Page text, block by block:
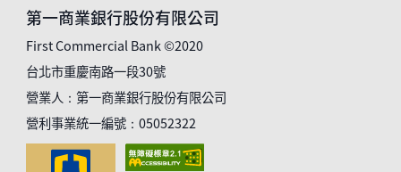
第一商業銀行股份有限公司
First Commercial Bank ©2020
台北市重慶南路一段30號
營業人：第一商業銀行股份有限公司
營利事業統一編號：05052322